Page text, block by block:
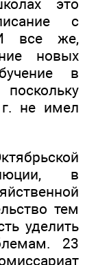
это
с
И все же,
новых
в
не имел
в
тем
уделить
23